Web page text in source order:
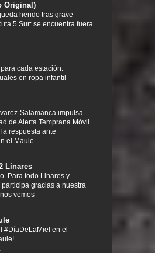
Original)
herido tras grave
5 Sur: se encuentra fuera
cada estación:
en ropa infantil
Salamanca impulsa
de Alerta Temprana Móvil
respuesta ante
el Maule
Linares
Para todo Linares y
gracias a nuestra
vemos
#DíaDeLaMiel en el